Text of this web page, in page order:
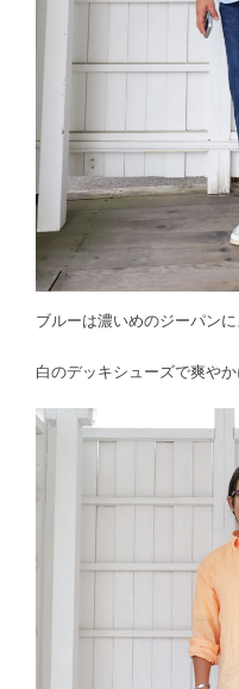
ブルーは濃いめのジーパンに
白のデッキシューズで爽やか